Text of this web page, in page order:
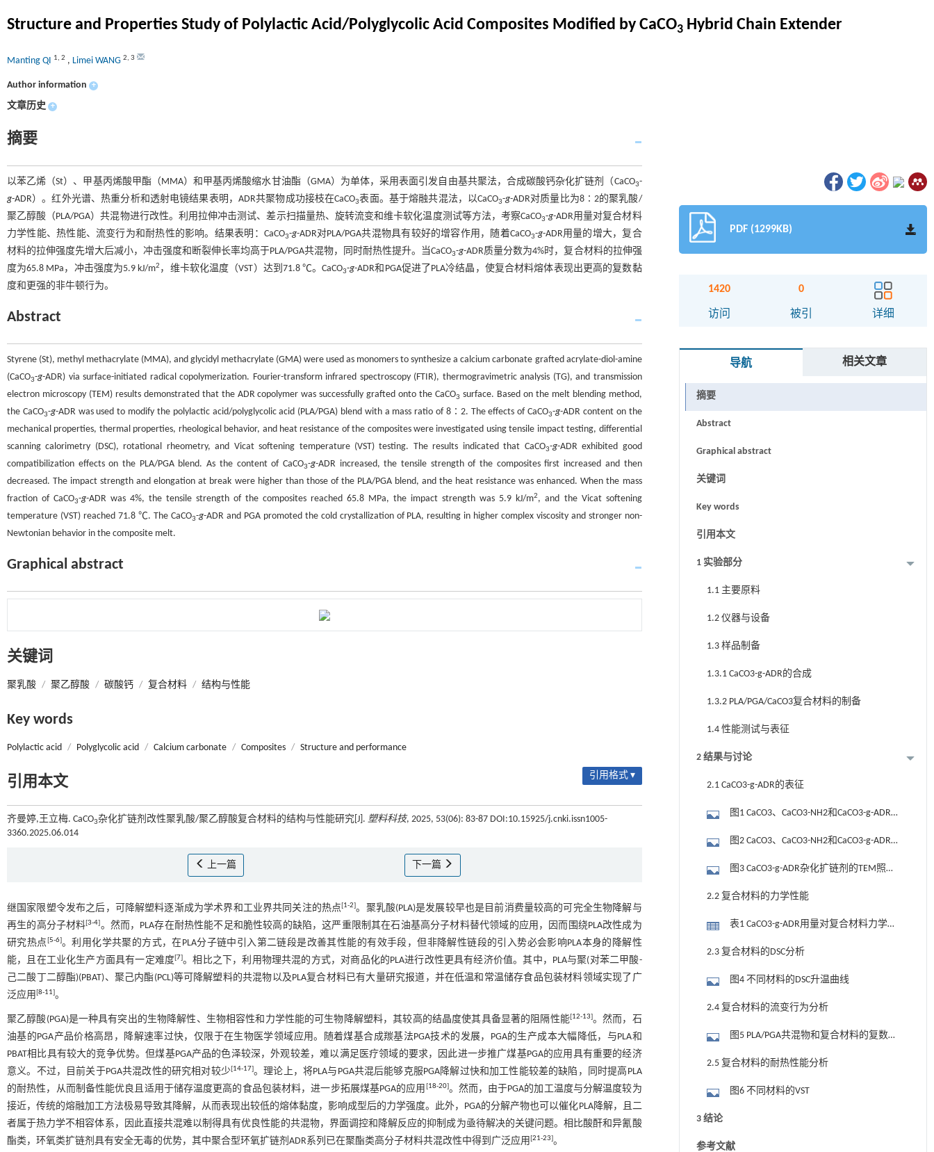
Structure and Properties Study of Polylactic Acid/Polyglycolic Acid Composites Modified by CaCO3 Hybrid Chain Extender
Manting QI 1, 2 , Limei WANG 2, 3
Author information +
文章历史 +
摘要
以苯乙烯（St）、甲基丙烯酸甲酯（MMA）和甲基丙烯酸缩水甘油酯（GMA）为单体，采用表面引发自由基共聚法，合成碳酸钙杂化扩链剂（CaCO3-
g-ADR）。红外光谱、热重分析和透射电镜结果表明，ADR共聚物成功接枝在CaCO3表面。基于熔融共混法，以CaCO3-g-ADR对质量比为8∶2的聚乳酸/
聚乙醇酸（PLA/PGA）共混物进行改性。利用拉伸冲击测试、差示扫描量热、旋转流变和维卡软化温度测试等方法，考察CaCO3-g-ADR用量对复合材料
力学性能、热性能、流变行为和耐热性的影响。结果表明：CaCO3-g-ADR对PLA/PGA共混物具有较好的增容作用，随着CaCO3-g-ADR用量的增大，复合
材料的拉伸强度先增大后减小，冲击强度和断裂伸长率均高于PLA/PGA共混物，同时耐热性提升。当CaCO3-g-ADR质量分数为4%时，复合材料的拉伸强
度为65.8 MPa，冲击强度为5.9 kJ/m2 ，维卡软化温度（VST）达到71.8 ℃。CaCO3-g-ADR和PGA促进了PLA冷结晶，使复合材料熔体表现出更高的复数黏
度和更强的非牛顿行为。
Abstract
Styrene (St), methyl methacrylate (MMA), and glycidyl methacrylate (GMA) were used as monomers to synthesize a calcium carbonate grafted acrylate-diol-amine
(CaCO3-g-ADR) via surface-initiated radical copolymerization. Fourier-transform infrared spectroscopy (FTIR), thermogravimetric analysis (TG), and transmission
electron microscopy (TEM) results demonstrated that the ADR copolymer was successfully grafted onto the CaCO3 surface. Based on the melt blending method,
the CaCO3-g-ADR was used to modify the polylactic acid/polyglycolic acid (PLA/PGA) blend with a mass ratio of 8∶2. The effects of CaCO3-g-ADR content on the
mechanical properties, thermal properties, rheological behavior, and heat resistance of the composites were investigated using tensile impact testing, differential
scanning calorimetry (DSC), rotational rheometry, and Vicat softening temperature (VST) testing. The results indicated that CaCO3-g-ADR exhibited good
compatibilization effects on the PLA/PGA blend. As the content of CaCO3-g-ADR increased, the tensile strength of the composites first increased and then
decreased. The impact strength and elongation at break were higher than those of the PLA/PGA blend, and the heat resistance was enhanced. When the mass
fraction of CaCO3-g-ADR was 4%, the tensile strength of the composites reached 65.8 MPa, the impact strength was 5.9 kJ/m2, and the Vicat softening
temperature (VST) reached 71.8 ℃. The CaCO3-g-ADR and PGA promoted the cold crystallization of PLA, resulting in higher complex viscosity and stronger non-
Newtonian behavior in the composite melt.
Graphical abstract
关键词
聚乳酸 / 聚乙醇酸 / 碳酸钙 / 复合材料 / 结构与性能
Key words
Polylactic acid / Polyglycolic acid / Calcium carbonate / Composites / Structure and performance
引用本文 引用格式 ▾
齐曼婷,王立梅. CaCO3杂化扩链剂改性聚乳酸/聚乙醇酸复合材料的结构与性能研究[J]. 塑料科技, 2025, 53(06): 83-87 DOI:10.15925/j.cnki.issn1005-
3360.2025.06.014
上一篇 下一篇
继国家限塑令发布之后，可降解塑料逐渐成为学术界和工业界共同关注的热点[1-2]。聚乳酸(PLA)是发展较早也是目前消费量较高的可完全生物降解与
再生的高分子材料[3-4]。然而，PLA存在耐热性能不足和脆性较高的缺陷，这严重限制其在石油基高分子材料替代领域的应用，因而围绕PLA改性成为
研究热点 [5-6]。利用化学共聚的方式，在PLA分子链中引入第二链段是改善其性能的有效手段，但非降解性链段的引入势必会影响PLA本身的降解性
能，且在工业化生产方面具有一定难度[7]。相比之下，利用物理共混的方式，对商品化的PLA进行改性更具有经济价值。其中，PLA与聚(对苯二甲酸-
己二酸丁二醇酯)(PBAT)、聚己内酯(PCL)等可降解塑料的共混物以及PLA复合材料已有大量研究报道，并在低温和常温储存食品包装材料领域实现了广
泛应用 [8-11]。
聚乙醇酸(PGA)是一种具有突出的生物降解性、生物相容性和力学性能的可生物降解塑料，其较高的结晶度使其具备显著的阻隔性能[12-13]。然而，石
油基的PGA产品价格高昂，降解速率过快，仅限于在生物医学领域应用。随着煤基合成羰基法PGA技术的发展，PGA的生产成本大幅降低，与PLA和
PBAT相比具有较大的竞争优势。但煤基PGA产品的色泽较深，外观较差，难以满足医疗领域的要求，因此进一步推广煤基PGA的应用具有重要的经济
意义。不过，目前关于PGA共混改性的研究相对较少[14-17]。理论上，将PLA与PGA共混后能够克服PGA降解过快和加工性能较差的缺陷，同时提高PLA
的耐热性，从而制备性能优良且适用于储存温度更高的食品包装材料，进一步拓展煤基PGA的应用 [18-20]。然而，由于PGA的加工温度与分解温度较为
接近，传统的熔融加工方法极易导致其降解，从而表现出较低的熔体黏度，影响成型后的力学强度。此外，PGA的分解产物也可以催化PLA降解，且二
者属于热力学不相容体系，因此直接共混难以制得具有优良性能的共混物，界面调控和降解反应的抑制成为亟待解决的关键问题。相比酸酐和异氰酸
酯类，环氧类扩链剂具有安全无毒的优势，其中聚合型环氧扩链剂ADR系列已在聚酯类高分子材料共混改性中得到广泛应用 [21-23]。
PDF (1299KB)
1420
访问
0
被引 详细
导航 相关文章
摘要
Abstract
Graphical abstract
关键词
Key words
引用本文
1 实验部分
1.1 主要原料
1.2 仪器与设备
1.3 样品制备
1.3.1 CaCO3-g-ADR的合成
1.3.2 PLA/PGA/CaCO3复合材料的制备
1.4 性能测试与表征
2 结果与讨论
2.1 CaCO3-g-ADR的表征
图1 CaCO3、CaCO3-NH2和CaCO3-g-ADR
图2 CaCO3、CaCO3-NH2和CaCO3-g-ADR
图3 CaCO3-g-ADR杂化扩链剂的TEM照片
（10 000×）
2.2 复合材料的力学性能
表1 CaCO3-g-ADR用量对复合材料力学性
能的影响
2.3 复合材料的DSC分析
图4 不同材料的DSC升温曲线
2.4 复合材料的流变行为分析
图5 PLA/PGA共混物和复合材料的复数黏
度-角频率曲线
2.5 复合材料的耐热性能分析
图6 不同材料的VST
3 结论
参考文献